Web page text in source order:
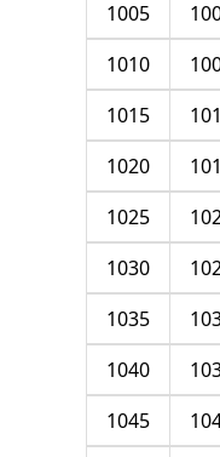
1005
1010
1015
1020
1025
1030
1035
1040
1045